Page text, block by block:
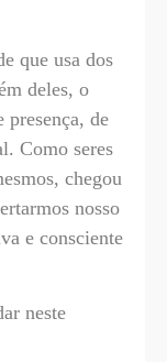
que usa dos
deles, o
presença, de
Como seres
chegou
nosso
e consciente
neste